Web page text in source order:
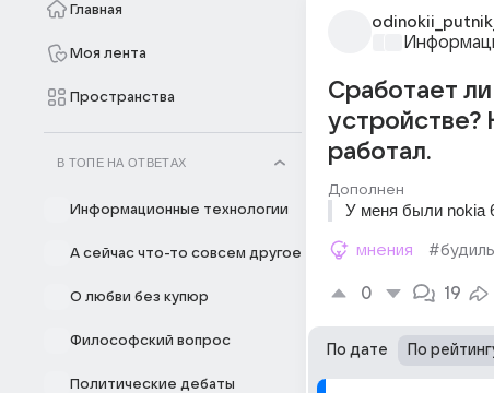
Главная
Моя лента
Пространства
В ТОПЕ НА ОТВЕТАХ
Информационные технологии
А сейчас что-то совсем другое
О любви без купюр
Философский вопрос
Политические дебаты
Сработает
устройстве?
работал.
Дополнен
У меня были nokia
мнения
0 19
По дате По